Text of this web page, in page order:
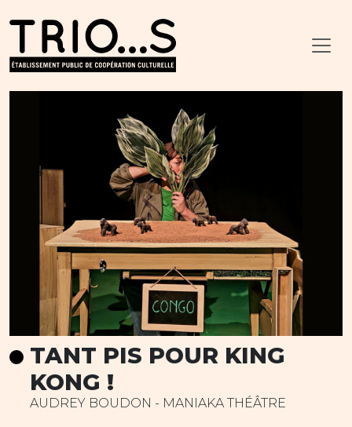
TANT PIS POUR KING
KONG !
AUDREY BOUDON - MANIAKA THÉÂTRE